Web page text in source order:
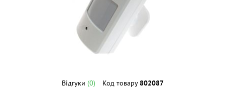
Відгуки (0) Код товару802087